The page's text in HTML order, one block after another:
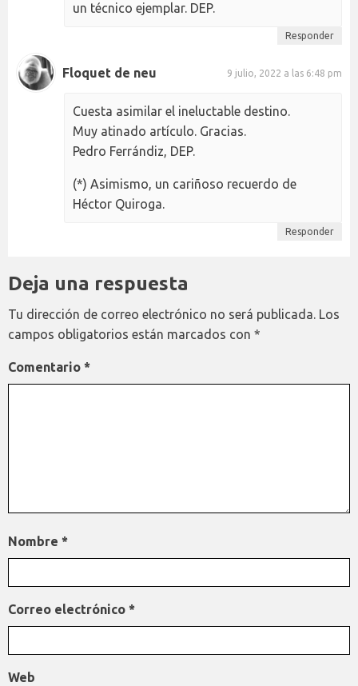
un técnico ejemplar. DEP.
Responder
Floquet de neu 9 julio, 2022 a las 6:48 pm
Cuesta asimilar el ineluctable destino.
Muy atinado artículo. Gracias.
Pedro Ferrándiz, DEP.
(*) Asimismo, un cariñoso recuerdo de
Héctor Quiroga.
Responder
Deja una respuesta
Tu dirección de correo electrónico no será publicada. Los
campos obligatorios están marcados con *
Comentario *
Nombre *
Correo electrónico *
Web